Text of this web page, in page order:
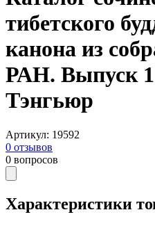
тибетского
канона из
РАН. Выпуск
Тэнгьюр
Артикул: 19592
0 отзывов
0 вопросов
Характеристики